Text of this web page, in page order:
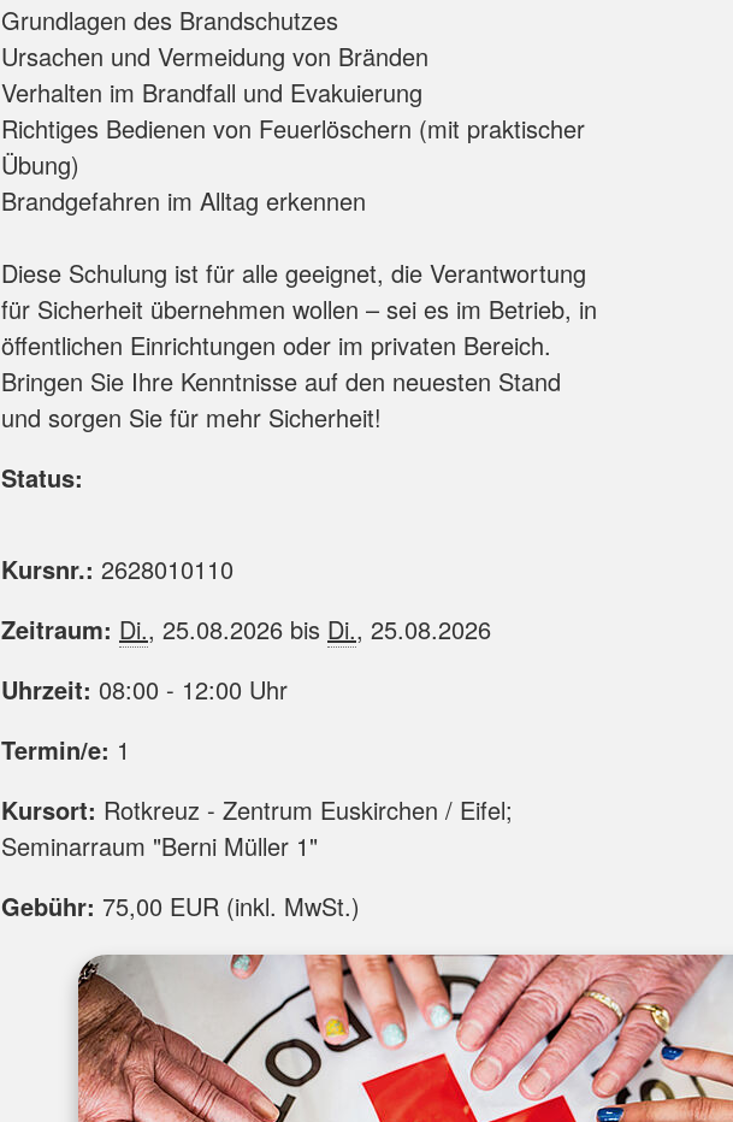
Grundlagen des Brandschutzes
Ursachen und Vermeidung von Bränden
Verhalten im Brandfall und Evakuierung
Richtiges Bedienen von Feuerlöschern (mit praktischer
Übung)
Brandgefahren im Alltag erkennen
Diese Schulung ist für alle geeignet, die Verantwortung
für Sicherheit übernehmen wollen – sei es im Betrieb, in
öffentlichen Einrichtungen oder im privaten Bereich.
Bringen Sie Ihre Kenntnisse auf den neuesten Stand
und sorgen Sie für mehr Sicherheit!
Status:
Kursnr.: 2628010110
Zeitraum: Di., 25.08.2026 bis Di., 25.08.2026
Uhrzeit: 08:00 - 12:00 Uhr
Termin/e: 1
Kursort: Rotkreuz - Zentrum Euskirchen / Eifel;
Seminarraum "Berni Müller 1"
Gebühr: 75,00 EUR (inkl. MwSt.)